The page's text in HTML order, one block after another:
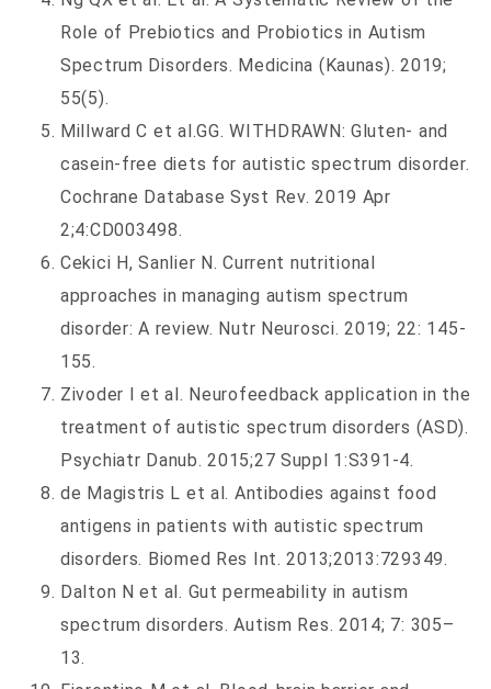
Role of Prebiotics and Probiotics in Autism
Spectrum Disorders. Medicina (Kaunas). 2019;
55(5).
Millward C et al.GG. WITHDRAWN: Gluten- and
casein-free diets for autistic spectrum disorder.
Cochrane Database Syst Rev. 2019 Apr
2;4:CD003498.
Cekici H, Sanlier N. Current nutritional
approaches in managing autism spectrum
disorder: A review. Nutr Neurosci. 2019; 22: 145-
155.
Zivoder I et al. Neurofeedback application in the
treatment of autistic spectrum disorders (ASD).
Psychiatr Danub. 2015;27 Suppl 1:S391-4.
de Magistris L et al. Antibodies against food
antigens in patients with autistic spectrum
disorders. Biomed Res Int. 2013;2013:729349.
Dalton N et al. Gut permeability in autism
spectrum disorders. Autism Res. 2014; 7: 305–
13.